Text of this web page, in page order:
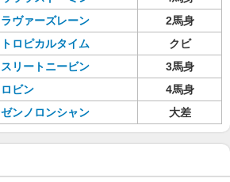
ラヴァーズレーン
2馬身
トロピカルタイム
クビ
スリートニービン
3馬身
ロビン
4馬身
ゼンノロンシャン 大差